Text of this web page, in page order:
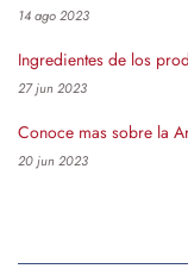
14 ago 2023
Ingredientes de los
27 jun 2023
Conoce mas sobre la
20 jun 2023